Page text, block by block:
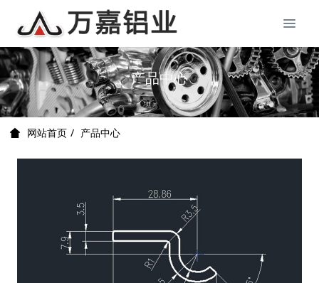
产品中心
网站首页 产品中心